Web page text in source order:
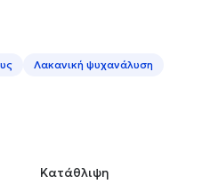
Λακανική ψυχανάλυση
Κατάθλιψη